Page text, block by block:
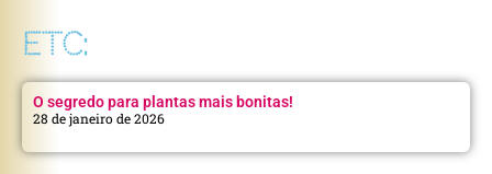
ETC:
O segredo para plantas mais bonitas!
28 de janeiro de 2026